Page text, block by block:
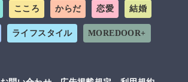
こころ からだ 恋愛 結婚
ライフスタイル MOREDOOR+